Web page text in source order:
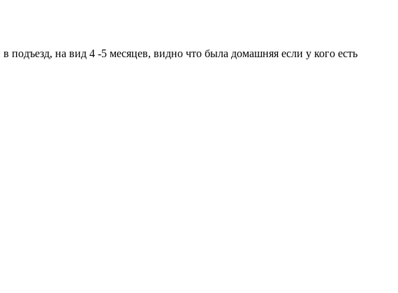
подъезд, на вид 4 -5 месяцев, видно что была домашняя если у кого есть